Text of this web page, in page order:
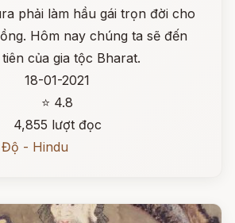
phải làm hầu gái trọn đời cho
Hôm nay chúng ta sẽ đến
của gia tộc Bharat.
18-01-2021
⭐ 4.8
4,855 lượt đọc
- Hindu